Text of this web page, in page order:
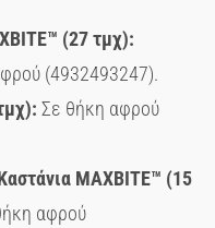
™ (27 τμχ):
(4932493247).
Σε θήκη αφρού
MAXBITE™ (15
αφρού